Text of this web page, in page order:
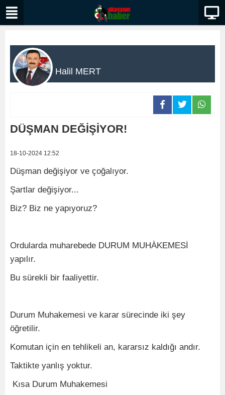
Halil MERT
DÜŞMAN DEĞİŞİYOR!
18-10-2024 12:52
Düşman değişiyor ve çoğalıyor.
Şartlar değişiyor...
Biz? Biz ne yapıyoruz?
Ordularda muharebede DURUM MUHÀKEMESİ
yapılır.
Bu sürekli bir faaliyettir.
Durum Muhakemesi ve karar sürecinde iki şey
öğretilir.
Komutan için en tehlikeli an, kararsız kaldığı andır.
Taktikte yanlış yoktur.
Kısa Durum Muhakemesi